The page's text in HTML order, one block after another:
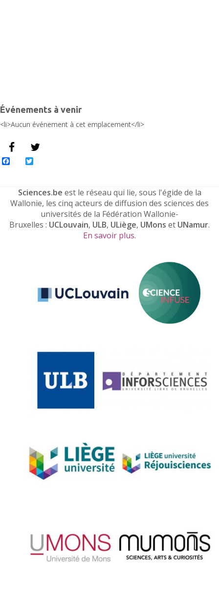
Événements à venir
<li>Aucun événement à cet emplacement</li>
Facebook
Sciences.be est le réseau qui lie, sous l'égide de la
Wallonie, les cinq acteurs de diffusion des sciences des
universités de la Fédération Wallonie-
Bruxelles : UCLouvain, ULB, ULiège, UMons et UNamur.
En savoir plus.